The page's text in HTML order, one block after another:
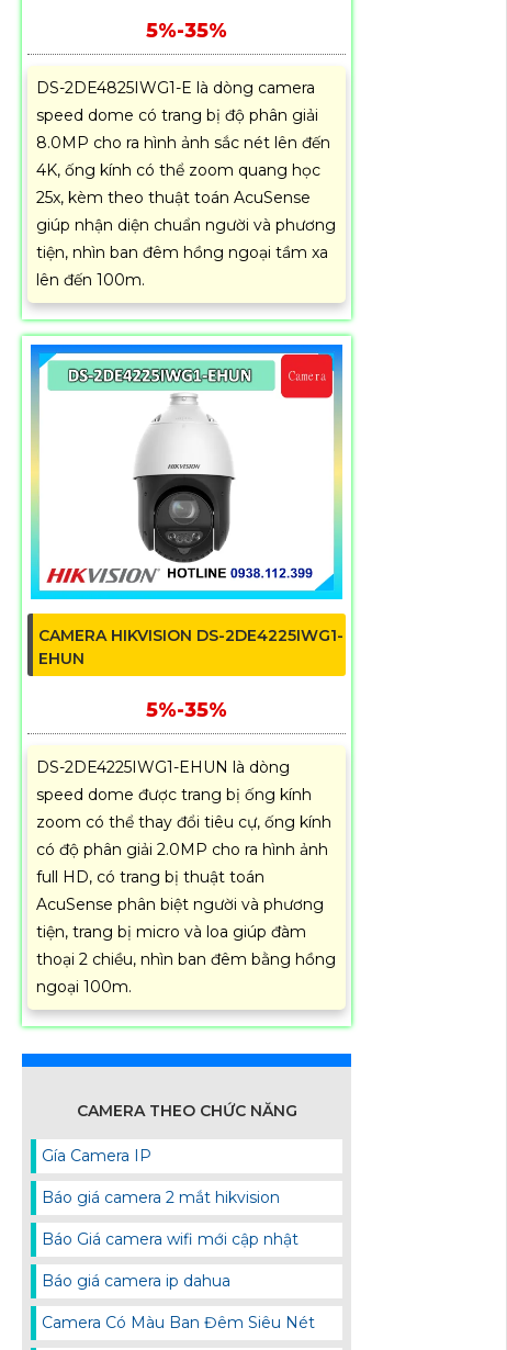
5%-35%
DS-2DE4825IWG1-E là dòng camera
speed dome có trang bị độ phân giải
8.0MP cho ra hình ảnh sắc nét lên đến
4K, ống kính có thể zoom quang học
25x, kèm theo thuật toán AcuSense
giúp nhận diện chuẩn người và phương
tiện, nhìn ban đêm hồng ngoại tầm xa
lên đến 100m.
CAMERA HIKVISION DS-2DE4225IWG1-
EHUN
5%-35%
DS-2DE4225IWG1-EHUN là dòng
speed dome được trang bị ống kính
zoom có thể thay đổi tiêu cự, ống kính
có độ phân giải 2.0MP cho ra hình ảnh
full HD, có trang bị thuật toán
AcuSense phân biệt người và phương
tiện, trang bị micro và loa giúp đàm
thoại 2 chiều, nhìn ban đêm bằng hồng
ngoại 100m.
CAMERA THEO CHỨC NĂNG
Gía Camera IP
Báo giá camera 2 mắt hikvision
Báo Giá camera wifi mới cập nhật
Báo giá camera ip dahua
Camera Có Màu Ban Đêm Siêu Nét